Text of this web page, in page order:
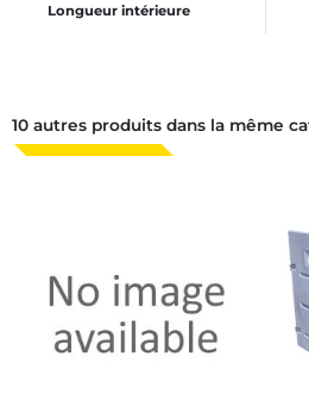
Longueur intérieure
10 autres produits dans la même